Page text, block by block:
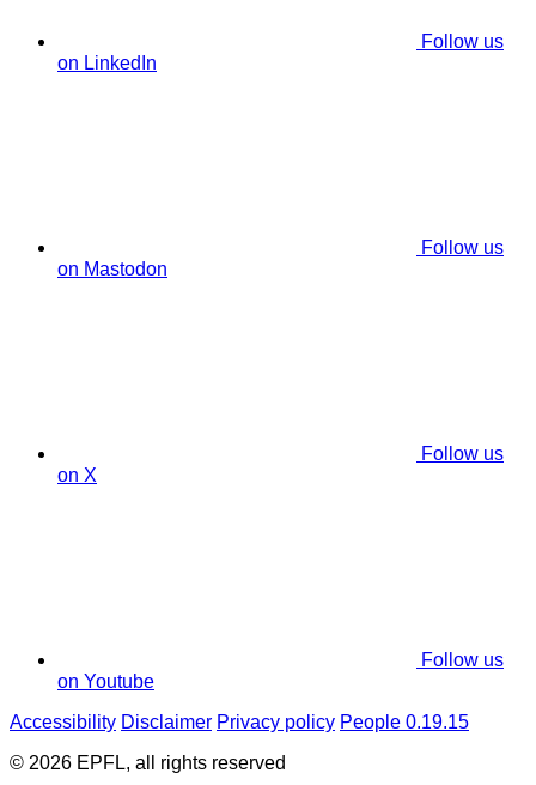
Follow us
on LinkedIn
Follow us
on Mastodon
Follow us
on X
Follow us
on Youtube
Accessibility Disclaimer Privacy policy People 0.19.15
© 2026 EPFL, all rights reserved